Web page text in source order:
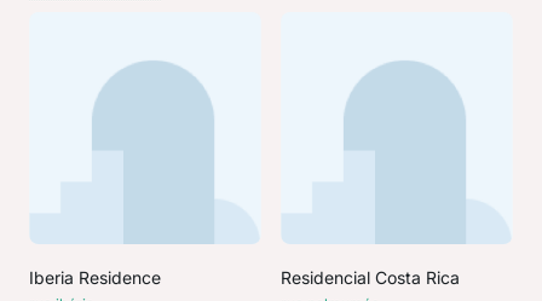
Iberia Residence Residencial Costa Rica